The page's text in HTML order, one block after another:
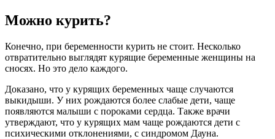
Можно курить?
Конечно, при беременности курить не стоит. Несколько
отвратительно выглядят курящие беременные женщины на
сносях. Но это дело каждого.
Доказано, что у курящих беременных чаще случаются
выкидыши. У них рождаются более слабые дети, чаще
появляются малыши с пороками сердца. Также врачи
утверждают, что у курящих мам чаще рождаются дети с
психическими отклонениями, с синдромом Дауна.